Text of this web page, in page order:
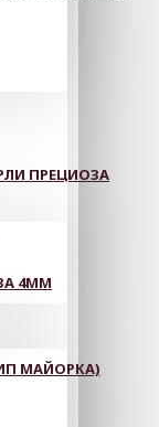
ПРЕЦИОЗА
4ММ
МАЙОРКА)